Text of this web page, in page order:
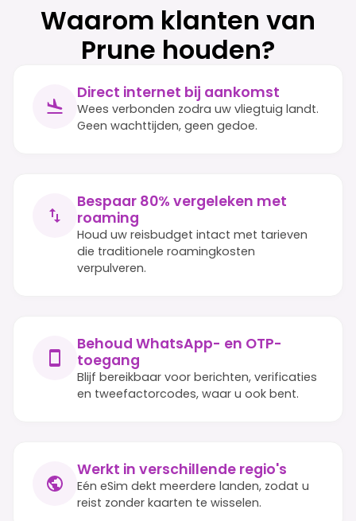
Waarom klanten van
Prune houden?
Direct internet bij aankomst
Wees verbonden zodra uw vliegtuig landt.
Geen wachttijden, geen gedoe.
Bespaar 80% vergeleken met
roaming
Houd uw reisbudget intact met tarieven
die traditionele roamingkosten
verpulveren.
Behoud WhatsApp- en OTP-
toegang
Blijf bereikbaar voor berichten, verificaties
en tweefactorcodes, waar u ook bent.
Werkt in verschillende regio's
Eén eSim dekt meerdere landen, zodat u
reist zonder kaarten te wisselen.